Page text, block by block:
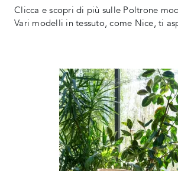
Clicca e scopri di più sulle Poltrone
Vari modelli in tessuto, come Nice, ti